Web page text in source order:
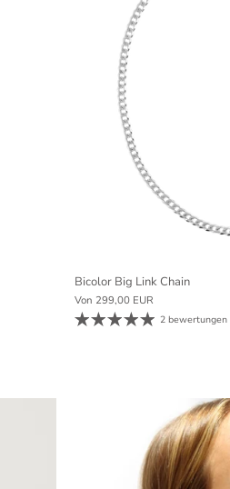
Bicolor Big Link Chain
Von 299,00 EUR
2 bewertungen